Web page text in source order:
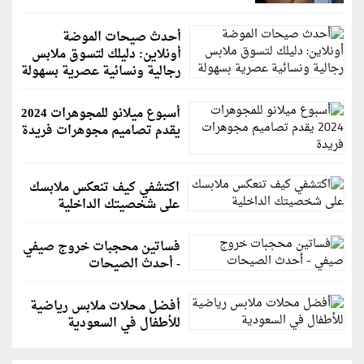
أحدث صيحات الموضة
أونلاين: دليلك لتسوق ملابس
رجالية ونسائية عصرية بسهولة
أسبوع ميلانو للمجوهرات 2024
يقدم تصاميم مجوهرات فريدة
اكتشفي كيف تنعكس ملابسك
على شخصيتك الداخلية
فساتين محجبات خروج صيفي
- أحدث الصيحات
أفضل محلات ملابس رياضية
للأطفال في السعودية